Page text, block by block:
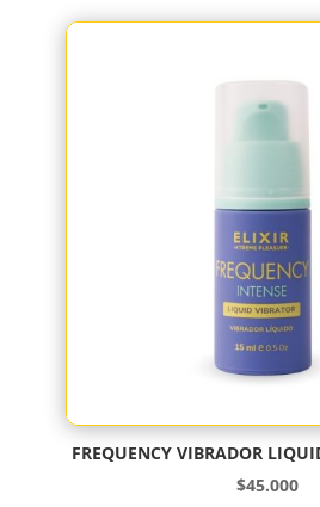
FREQUENCY VIBRADOR
$45.000